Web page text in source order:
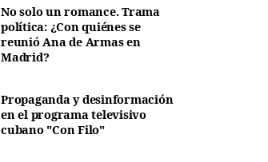
No solo un romance. Trama
política: ¿Con quiénes se
reunió Ana de Armas en
Madrid?
Propaganda y desinformación
en el programa televisivo
cubano "Con Filo"